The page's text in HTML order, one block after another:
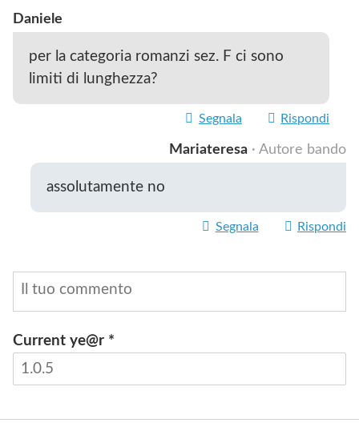
Daniele
per la categoria romanzi sez. F ci sono
limiti di lunghezza?
Segnala Rispondi
Mariateresa · Autore bando
assolutamente no
Segnala Rispondi
Current ye@r *